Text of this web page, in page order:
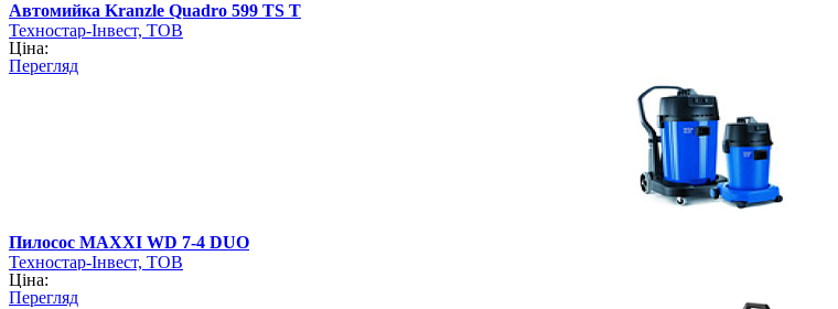
Автомийка Kranzle Quadro 599 TS T
Техностар-Інвест, ТОВ
Ціна:
Перегляд
Пилосос MAXXI WD 7-4 DUO
Техностар-Інвест, ТОВ
Ціна:
Перегляд